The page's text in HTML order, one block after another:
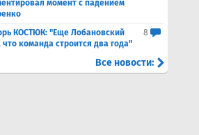
момент с падением
КОСТЮК: "Еще Лобановский
что команда строится два года"
8
Все новости: